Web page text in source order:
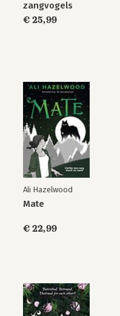
zangvogels
€ 25,99
Ali Hazelwood
Mate
€ 22,99